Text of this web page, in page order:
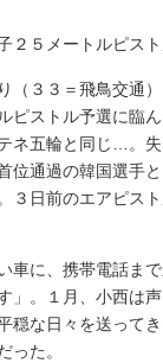
２５メートルピスト
（３３＝飛鳥交通
ピストル予選に臨
ネ五輪と同じ…。
位通過の韓国選手
３日前のエアピス
車に、携帯電話ま
」。１月、小西は
穏な日々を送って
った。